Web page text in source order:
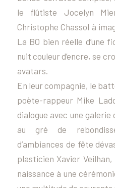
le flûtiste Jocelyn
Christophe Chassol à
La BO bien réelle d’une
nuit couleur d’encre, se
avatars.
En leur compagnie, le
poète-rappeur Mike
dialogue avec une
au gré de
d’ambiances de fête
plasticien Xavier
naissance à une